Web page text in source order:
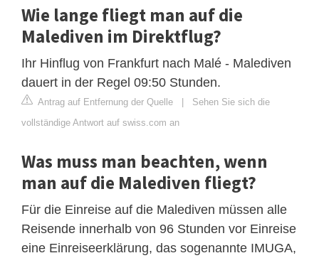
Wie lange fliegt man auf die
Malediven im Direktflug?
Ihr Hinflug von Frankfurt nach Malé - Malediven
dauert in der Regel 09:50 Stunden.
Antrag auf Entfernung der Quelle
Sehen Sie sich die
vollständige Antwort auf swiss.com an
Was muss man beachten, wenn
man auf die Malediven fliegt?
Für die Einreise auf die Malediven müssen alle
Reisende innerhalb von 96 Stunden vor Einreise
eine Einreiseerklärung, das sogenannte IMUGA,